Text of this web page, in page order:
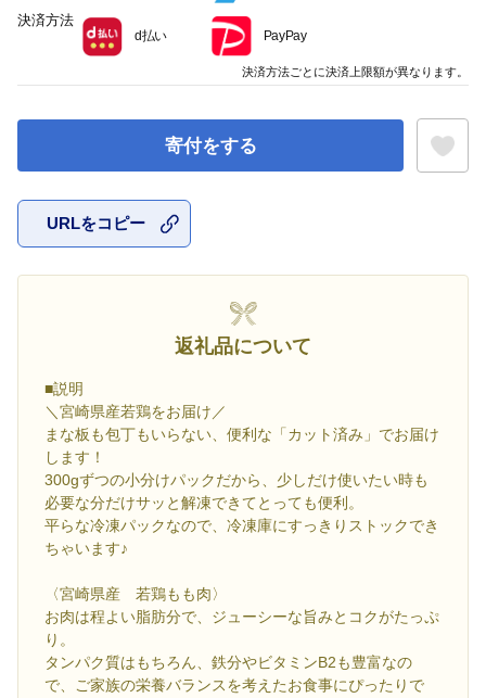
寄付をする
URLをコピー
返礼品について
■説明
＼宮崎県産若鶏をお届け／
まな板も包丁もいらない、便利な「カット済み」でお届け
します！
300gずつの小分けパックだから、少しだけ使いたい時も
必要な分だけサッと解凍できてとっても便利。
平らな冷凍パックなので、冷凍庫にすっきりストックでき
ちゃいます♪
〈宮崎県産 若鶏もも肉〉
お肉は程よい脂肪分で、ジューシーな旨みとコクがたっぷ
り。
タンパク質はもちろん、鉄分やビタミンB2も豊富なの
で、ご家族の栄養バランスを考えたお食事にぴったりで
決済方法
d払い PayPay
決済方法ごとに決済上限額が異なります。